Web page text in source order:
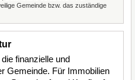
Gemeinde bzw. das zuständige
finanzielle und
Gemeinde. Für Immobilien